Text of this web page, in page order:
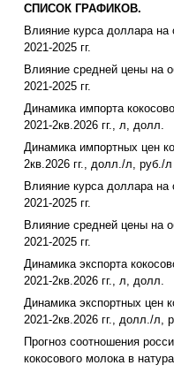
СПИСОК ГРАФИКОВ.
Влияние курса доллара на
2021-2025 гг.
Влияние средней цены на
2021-2025 гг.
Динамика импорта
2021-2кв.2026 гг., л, долл.
Динамика импортных цен
2кв.2026 гг., долл./л, руб./л
Влияние курса доллара на
2021-2025 гг.
Влияние средней цены на
2021-2025 гг.
Динамика экспорта
2021-2кв.2026 гг., л, долл.
Динамика экспортных цен
2021-2кв.2026 гг., долл./л,
Прогноз соотношения
кокосового молока в